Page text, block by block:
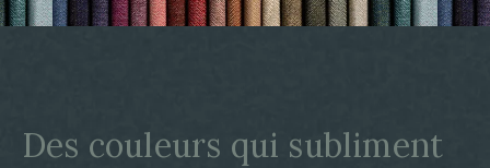
Des couleurs qui subliment